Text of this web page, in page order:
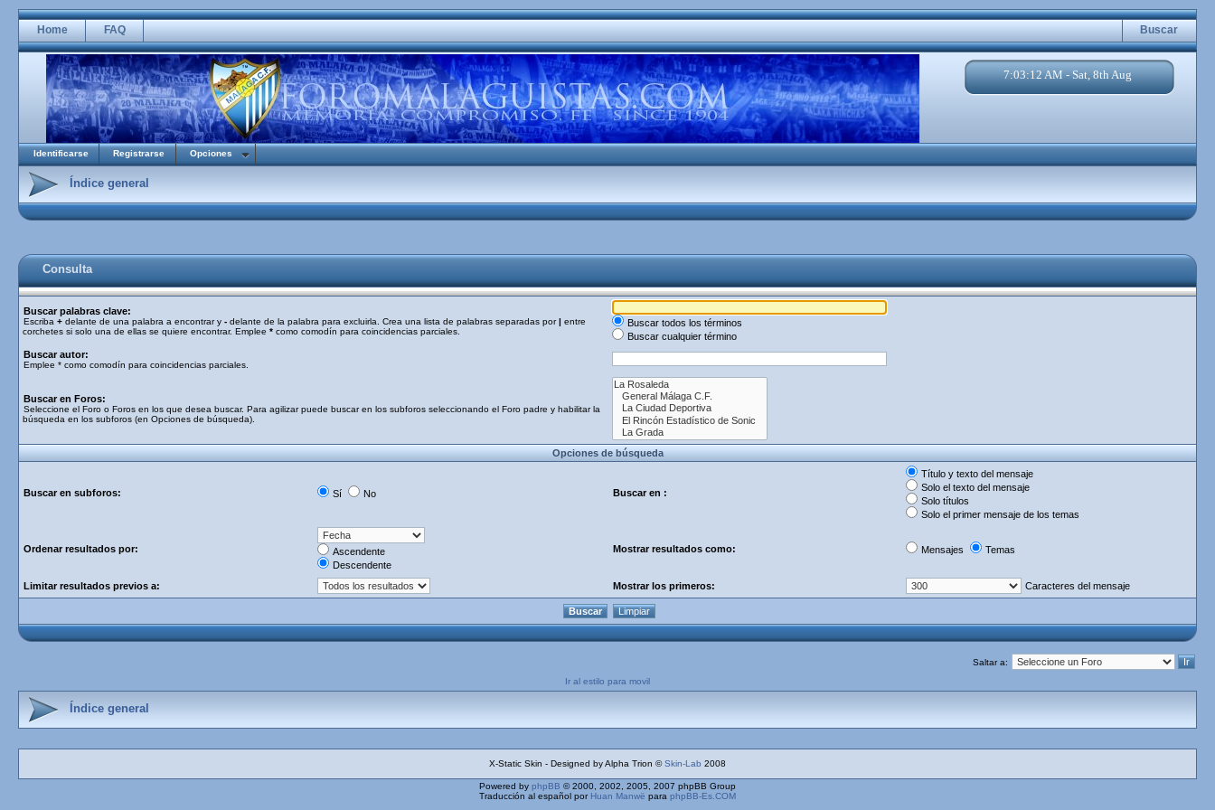
Home FAQ Buscar
7:03:12 AM - Sat, 8th Aug
Identificarse Registrarse Opciones
Índice general
Consulta
Buscar palabras clave:
Escriba + delante de una palabra a encontrar y - delante de la palabra para excluirla. Crea una lista de palabras separadas por| entre
corchetes si solo una de ellas se quiere encontrar. Emplee * como comodín para coincidencias parciales.
Buscar todos los términos
Buscar cualquier término
Buscar autor:
Emplee * como comodín para coincidencias parciales.
Buscar en Foros:
Seleccione el Foro o Foros en los que desea buscar. Para agilizar puede buscar en los subforos seleccionando el Foro padre y habilitar la
búsqueda en los subforos (en Opciones de búsqueda).
Opciones de búsqueda
Buscar en subforos: Sí No Buscar en :
Título y texto del mensaje
Solo el texto del mensaje
Solo títulos
Solo el primer mensaje de los temas
Ordenar resultados por:
Ascendente
Descendente
Mostrar resultados como: Mensajes Temas
Limitar resultados previos a: Mostrar los primeros: Caracteres del mensaje
Saltar a:
Ir al estilo para movil
Índice general
X-Static Skin - Designed by Alpha Trion ©Skin-Lab 2008
Powered by phpBB © 2000, 2002, 2005, 2007 phpBB Group
Traducción al español por Huan Manwë para phpBB-Es.COM